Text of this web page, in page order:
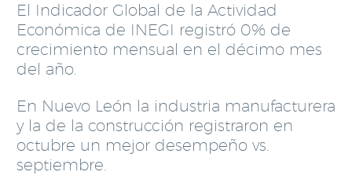
El Indicador Global de la Actividad
Económica de INEGI registró 0% de
crecimiento mensual en el décimo mes
del año.
En Nuevo León la industria manufacturera
y la de la construcción registraron en
octubre un mejor desempeño vs.
septiembre.